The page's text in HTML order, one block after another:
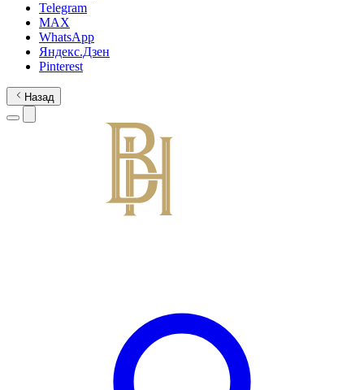
Telegram
MAX
WhatsApp
Яндекс.Дзен
Pinterest
Назад